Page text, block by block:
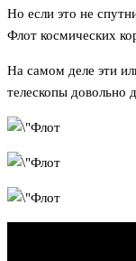
Но если это не
Флот космических
На самом деле эти
телескопы довольно